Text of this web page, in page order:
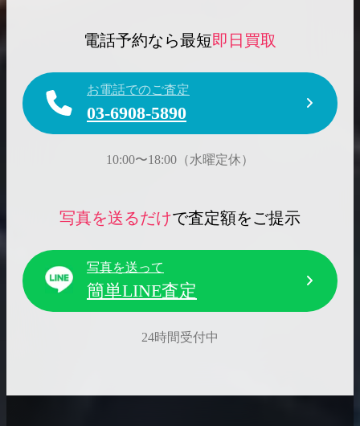
電話予約なら最短即日買取
お電話でのご査定
03-6908-5890
10:00〜18:00（水曜定休）
写真を送るだけで査定額をご提示
写真を送って
簡単LINE査定
24時間受付中